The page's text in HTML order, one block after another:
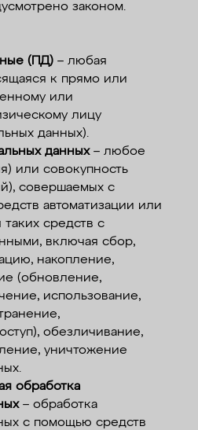
законом.
(ПД)– любая
к прямо или
или
лицу
данных).
данных– любое
или совокупность
совершаемых с
автоматизации или
средств с
включая сбор,
накопление,
(обновление,
использование,
обезличивание,
уничтожение
обработка
– обработка
с помощью средств